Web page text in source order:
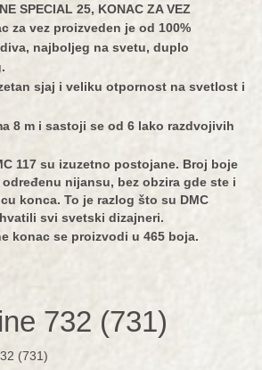
SPECIAL 25, KONAC ZA VEZ
za vez proizveden je od 100%
najboljeg na svetu, duplo
sjaj i veliku otpornost na svetlost i
8 m i sastoji se od 6 lako razdvojivih
117 su izuzetno postojane. Broj boje
određenu nijansu, bez obzira gde ste i
konca. To je razlog što su DMC
svi svetski dizajneri.
konac se proizvodi u 465 boja.
732 (731)
(731)